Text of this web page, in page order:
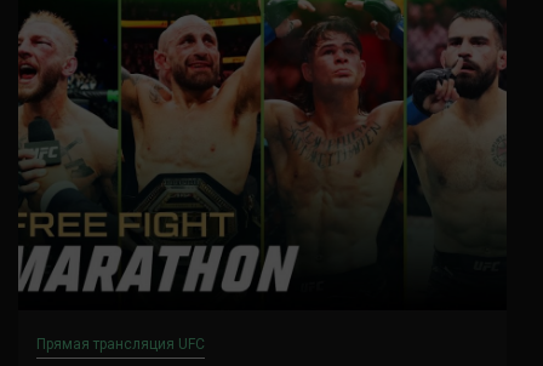
Прямая трансляция UFC